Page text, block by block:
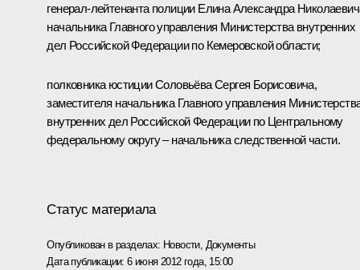
генерал-лейтенанта полиции Елина Александра
начальника Главного управления Министерства внутренних
дел Российской Федерации по Кемеровской области;
полковника юстиции Соловьёва Сергея Борисовича,
заместителя начальника Главного управления
внутренних дел Российской Федерации по Центральному
федеральному округу – начальника следственной части.
Статус материала
Опубликован в разделах: Новости, Документы
Дата публикации:6 июня 2012 года, 15:00